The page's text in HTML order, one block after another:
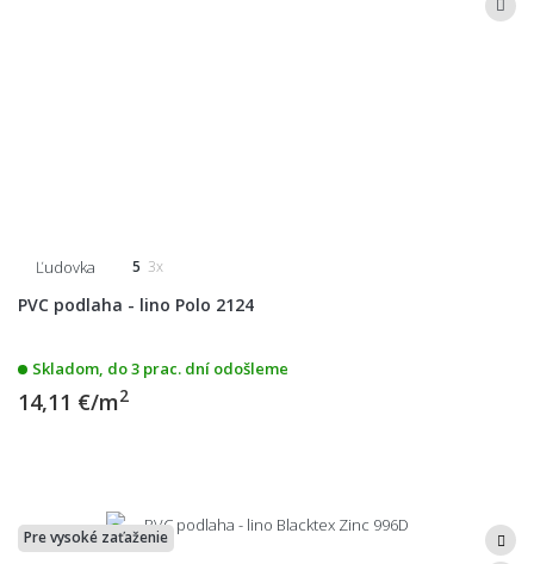
Ľudovka 5 3x
PVC podlaha - lino Polo 2124
Skladom, do 3 prac. dní odošleme
14,11 €/m2
Pre vysoké zaťaženie